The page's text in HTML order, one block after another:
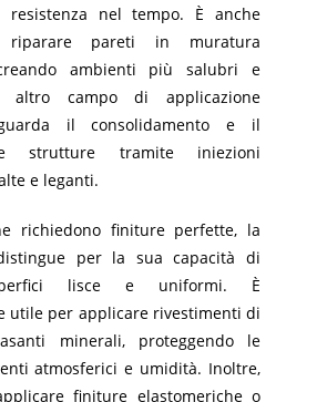
resistenza nel tempo. È anche
pareti in muratura
ambienti più salubri e
altro campo di applicazione
il consolidamento e il
strutture tramite iniezioni
e leganti.
richiedono finiture perfette, la
per la sua capacità di
lisce e uniformi. È
utile per applicare rivestimenti di
minerali, proteggendo le
atmosferici e umidità. Inoltre,
finiture elastomeriche o